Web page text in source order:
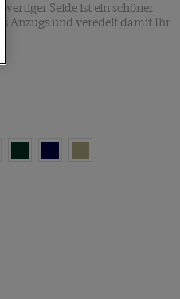
Seide ist ein schöner
Anzugs und veredelt damit Ihr